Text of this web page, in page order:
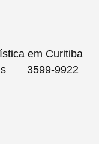
em Curitiba
3599-9922